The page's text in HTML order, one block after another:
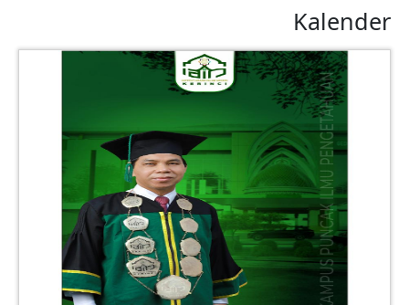
Kalender